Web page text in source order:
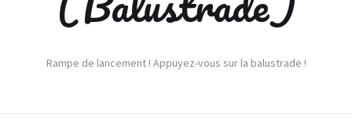
Rampe de lancement ! Appuyez-vous sur la balustrade !